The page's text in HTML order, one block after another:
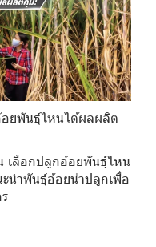
ยพันธุ์ไหนได้ผลผลิต
เลือกปลูกอ้อยพันธุ์ไหน
นำพันธุ์อ้อยน่าปลูกเพื่อ